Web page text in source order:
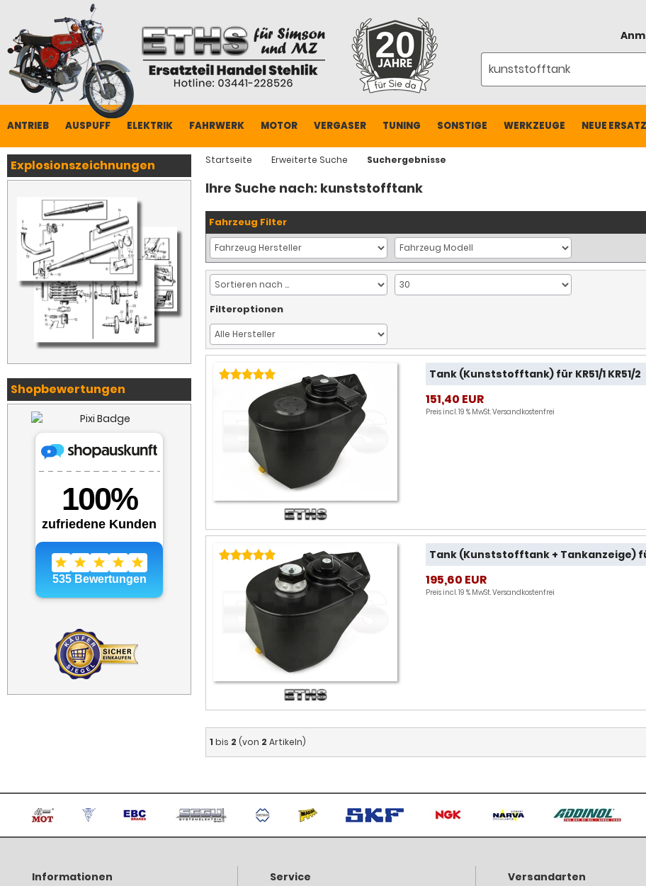
ANTRIEB AUSPUFF ELEKTRIK FAHRWERK MOTOR VERGASER TUNING SONSTIGE WERKZEUGE NEUE
Startseite Erweiterte Suche Suchergebnisse
Ihre Suche nach: kunststofftank
Fahrzeug Filter
Filteroptionen
Tank (Kunststofftank) für KR51/1 KR51/2
151,40 EUR
Preis incl. 19 % MwSt.Versandkostenfrei
Tank (Kunststofftank + Tankanzeige) für
195,60 EUR
Preis incl. 19 % MwSt.Versandkostenfrei
1 bis 2 (von 2 Artikeln)
Explosionszeichnungen
Shopbewertungen
Informationen Service Versandarten